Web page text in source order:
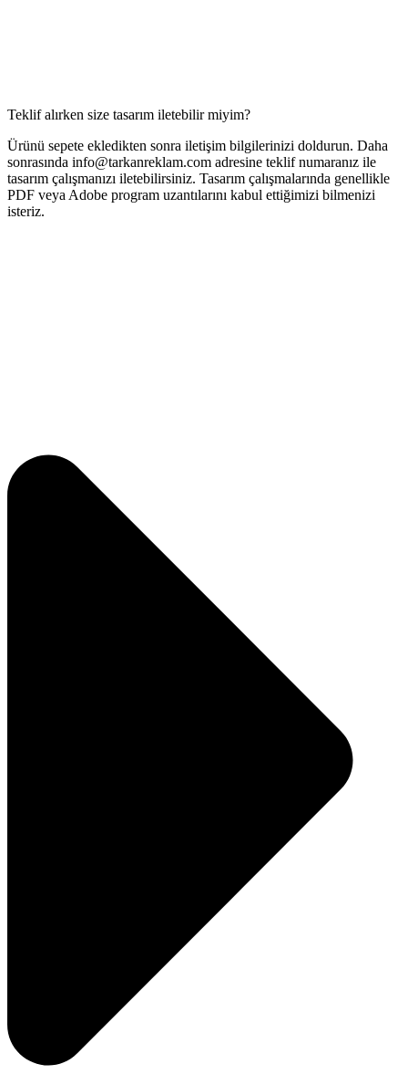
Teklif alırken size tasarım iletebilir miyim?
Ürünü sepete ekledikten sonra iletişim bilgilerinizi doldurun. Daha
sonrasında info@tarkanreklam.com adresine teklif numaranız ile
tasarım çalışmanızı iletebilirsiniz. Tasarım çalışmalarında genellikle
PDF veya Adobe program uzantılarını kabul ettiğimizi bilmenizi
isteriz.